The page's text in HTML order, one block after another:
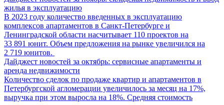
жилья в эксплуатацию
В 2023 году количество введенных в эксплуатацию
комплексов апартаментов в Санкт-Петербурге и
Ленинградской области насчитывает 110 проектов на
33 891 юнит. Объем предложения на рынке увеличился на
2 719 юнитов.
Дайджест новостей за октябрь: сервисные апартаменты и
аренда недвижимости
Количество сделок по продаже квартир и апартаментов в
Петербургской агломерации увеличилось за месяц на 17%,
выручка при этом выросла на 18%. Средняя стоимость